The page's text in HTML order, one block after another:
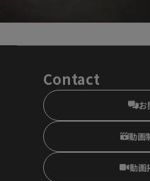
Contact
お
動画
動画